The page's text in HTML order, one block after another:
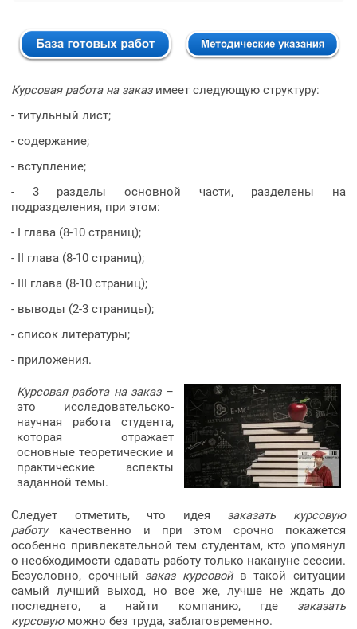
Курсовая работа на заказимеет следующую структуру:
- титульный лист;
- содержание;
- вступление;
- 3 разделы основной части, разделены на
подразделения, при этом:
- I глава (8-10 страниц);
- II глава (8-10 страниц);
- III глава (8-10 страниц);
- выводы (2-3 страницы);
- список литературы;
- приложения.
Курсовая работа на заказ–
это исследовательско-
научная работа студента,
которая отражает
основные теоретические и
практические аспекты
заданной темы.
Следует отметить, что идея заказать курсовую
работукачественно и при этом срочно покажется
особенно привлекательной тем студентам, кто упомянул
о необходимости сдавать работу только накануне сессии.
Безусловно, срочный заказ курсовойв такой ситуации
самый лучший выход, но все же, лучше не ждать до
последнего, а найти компанию, где заказать
курсовуюможно без труда, заблаговременно.